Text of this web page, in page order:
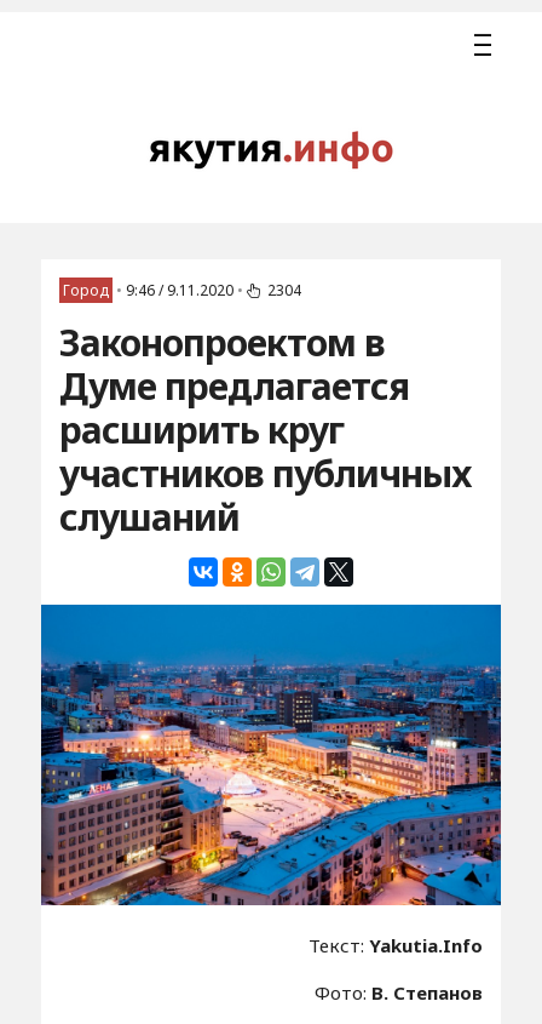
Город • 9:46 / 9.11.2020 • 2304
Законопроектом в
Думе предлагается
расширить круг
участников публичных
слушаний
Текст:Yakutia.Info
Фото: В. Степанов